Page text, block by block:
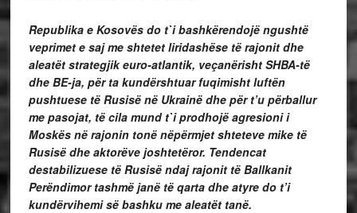
Republika e Kosovës do t`i bashkërendojë ngushtë
veprimet e saj me shtetet liridashëse të rajonit dhe
aleatët strategjik euro-atlantik, veçanërisht SHBA-të
dhe BE-ja, për ta kundërshtuar fuqimisht luftën
pushtuese të Rusisë në Ukrainë dhe për t’u përballur
me pasojat, të cila mund t`i prodhojë agresioni i
Moskës në rajonin tonë nëpërmjet shteteve mike të
Rusisë dhe aktorëve joshtetëror. Tendencat
destabilizuese të Rusisë ndaj rajonit të Ballkanit
Perëndimor tashmë janë të qarta dhe atyre do t’i
kundërvihemi së bashku me aleatët tanë.